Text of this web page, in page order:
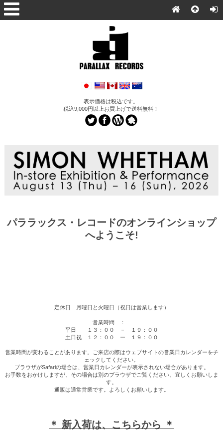
表示価格は税込です。
税込9,000円以上お買上げで送料無料！
パララックス・レコードのオンラインショップ
へようこそ!
定休日 月曜日と火曜日（祝日は営業します）
営業時間 ：
平日 １３：００ － １９：００
土日祝 １２：００ ー １９：００
営業時間が変わることがあります。ご来店の際はウェブサイトの営業日カレンダーをチ
ェックしてください。
ブラウザがSafariの場合は、営業日カレンダーが表示されない場合があります。
お手数をおかけしますが、その場合は別のブラウザでご覧ください。宜しくお願いしま
す。
通販は通常営業です。よろしくお願いします。
＊ 新入荷は、こちらから ＊